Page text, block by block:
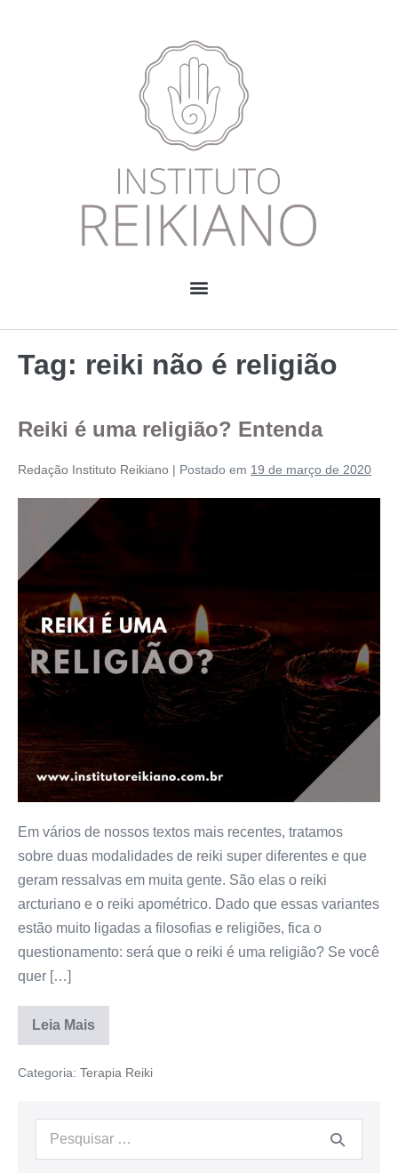
Tag: reiki não é religião
Reiki é uma religião? Entenda
Redação Instituto Reikiano | Postado em 19 de março de 2020
Em vários de nossos textos mais recentes, tratamos
sobre duas modalidades de reiki super diferentes e que
geram ressalvas em muita gente. São elas o reiki
arcturiano e o reiki apométrico. Dado que essas variantes
estão muito ligadas a filosofias e religiões, fica o
questionamento: será que o reiki é uma religião? Se você
quer […]
Leia Mais
Categoria: Terapia Reiki